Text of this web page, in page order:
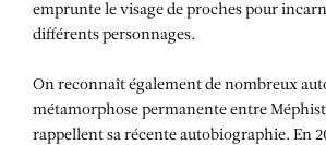
emprunte le visage de proches pour
différents personnages.
On reconnaît également de nombreux
métamorphose permanente entre
rappellent sa récente autobiographie. En